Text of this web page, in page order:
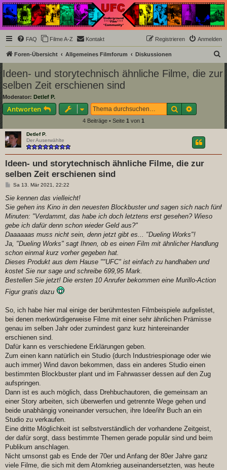
Underground Film
Community
Die Underground Film Community ist ein deutschsprachiges Filmforum und ein Paradies
für Cineasten und Filmsüchtige jenseits des Mainstreams.
FAQ Filme A-Z Kontakt Anmelden
Registrieren
Foren-Übersicht Allgemeines Filmforum Diskussionen
Ideen- und storytechnisch ähnliche Filme, die zur
selben Zeit erschienen sind
Moderator: Detlef P.
Antworten Suche
4 Beiträge • Seite 1 von 1
Detlef P.
Der Auserwählte
Ideen- und storytechnisch ähnliche Filme, die zur
selben Zeit erschienen sind
B
i
r
a
Sa 13. Mär 2021, 22:22
Sie kennen das vielleicht!
Sie gehen ins Kino in den neuesten Blockbuster und sagen sich nach fünf
Minuten: "Verdammt, das habe ich doch letztens erst gesehen? Wieso
gebe ich dafür denn schon wieder Geld aus?"
Daaaaaas muss nicht sein, denn jetzt gibt es... "Dueling Works"!
Ja, "Dueling Works" sagt Ihnen, ob es einen Film mit ähnlicher Handlung
schon einmal kurz vorher gegeben hat.
Dieses Produkt aus dem Hause ""UFC" ist einfach zu handhaben und
kostet Sie nur sage und schreibe 699,95 Mark.
Bestellen Sie jetzt! Die ersten 10 Anrufer bekommen eine Murillo-Action
Figur gratis dazu
So, ich habe hier mal einige der berühmtesten Filmbeispiele aufgelistet,
bei denen merkwürdigerweise Filme mit einer sehr ähnlichen Prämisse
genau im selben Jahr oder zumindest ganz kurz hintereinander
erschienen sind.
Dafür kann es verschiedene Erklärungen geben.
Zum einen kann natürlich ein Studio (durch Industriespionage oder wie
auch immer) Wind davon bekommen, dass ein anderes Studio einen
bestimmten Blockbuster plant und im Fahrwasser dessen auf den Zug
aufspringen.
Dann ist es auch möglich, dass Drehbuchautoren, die gemeinsam an
einer Story arbeiten, sich überwerfen und getrennte Wege gehen und
beide unabhängig voneinander versuchen, ihre Idee/ihr Buch an ein
Studio zu verkaufen.
Eine dritte Möglichkeit ist selbstverständlich der vorhandene Zeitgeist,
der dafür sorgt, dass bestimmte Themen gerade populär sind und beim
Publikum anschlagen.
Nicht umsonst gab es Ende der 70er und Anfang der 80er Jahre ganz
viele Filme, die sich mit dem Atomkrieg auseinandersetzten, was heute